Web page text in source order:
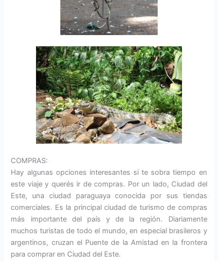
COMPRAS:
Hay algunas opciones interesantes si te sobra tiempo en
este viaje y querés ir de compras. Por un lado, Ciudad del
Este, una ciudad paraguaya conocida por sus tiendas
comerciales. Es la principal ciudad de turismo de compras
más importante del país y de la región. Diariamente
muchos turistas de todo el mundo, en especial brasileros y
argentinos, cruzan el Puente de la Amistad en la frontera
para comprar en Ciudad del Este.